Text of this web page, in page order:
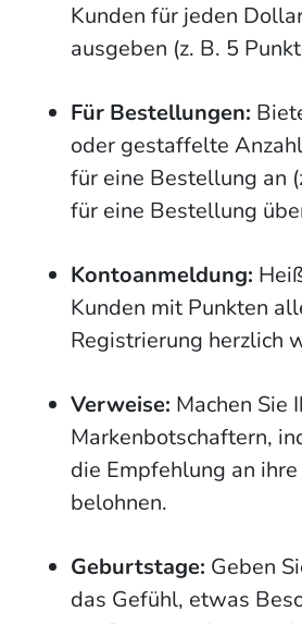
Kunden für jeden
ausgeben (z. B. 5
Für Bestellungen:
oder gestaffelte
für eine Bestellung an
für eine Bestellung
Kontoanmeldung:
Kunden mit Punkten
Registrierung herzlich
Verweise: Machen Sie
Markenbotschaftern,
die Empfehlung an
belohnen.
Geburtstage: Geben
das Gefühl, etwas